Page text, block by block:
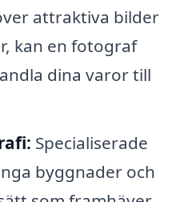
attraktiva bilder
kan en fotograf
dina varor till
Specialiserade
byggnader och